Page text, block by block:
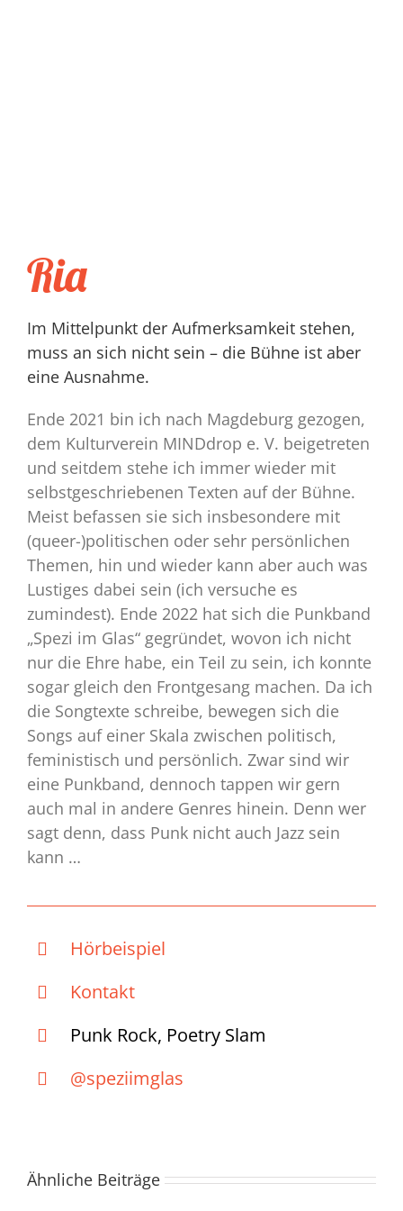
Ria
Im Mittelpunkt der Aufmerksamkeit stehen,
muss an sich nicht sein – die Bühne ist aber
eine Ausnahme.
Ende 2021 bin ich nach Magdeburg gezogen,
dem Kulturverein MINDdrop e. V. beigetreten
und seitdem stehe ich immer wieder mit
selbstgeschriebenen Texten auf der Bühne.
Meist befassen sie sich insbesondere mit
(queer-)politischen oder sehr persönlichen
Themen, hin und wieder kann aber auch was
Lustiges dabei sein (ich versuche es
zumindest). Ende 2022 hat sich die Punkband
„Spezi im Glas“ gegründet, wovon ich nicht
nur die Ehre habe, ein Teil zu sein, ich konnte
sogar gleich den Frontgesang machen. Da ich
die Songtexte schreibe, bewegen sich die
Songs auf einer Skala zwischen politisch,
feministisch und persönlich. Zwar sind wir
eine Punkband, dennoch tappen wir gern
auch mal in andere Genres hinein. Denn wer
sagt denn, dass Punk nicht auch Jazz sein
kann …
Hörbeispiel
Kontakt
Punk Rock, Poetry Slam
@speziimglas
Ähnliche Beiträge